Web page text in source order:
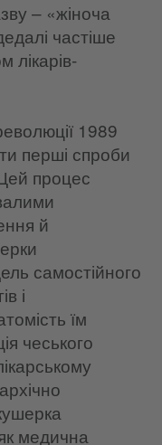
– «жіноча
частіше
лікарів-
1989
перші спроби
процес
й
самостійного
і
їм
чеського
медична